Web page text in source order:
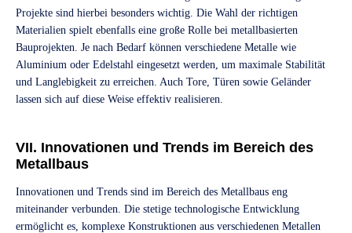
Projekte sind hierbei besonders wichtig. Die Wahl der richtigen
Materialien spielt ebenfalls eine große Rolle bei metallbasierten
Bauprojekten. Je nach Bedarf können verschiedene Metalle wie
Aluminium oder Edelstahl eingesetzt werden, um maximale Stabilität
und Langlebigkeit zu erreichen. Auch Tore, Türen sowie Geländer
lassen sich auf diese Weise effektiv realisieren.
VII. Innovationen und Trends im Bereich des
Metallbaus
Innovationen und Trends sind im Bereich des Metallbaus eng
miteinander verbunden. Die stetige technologische Entwicklung
ermöglicht es, komplexe Konstruktionen aus verschiedenen Metallen